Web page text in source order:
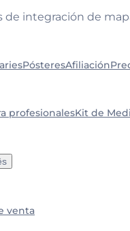
integración de
PósteresAfiliación
profesionalesKit de
venta